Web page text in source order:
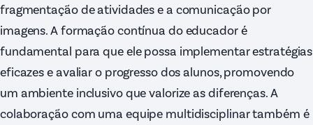
fragmentação de atividades e a comunicação por
imagens. A formação contínua do educador é
fundamental para que ele possa implementar estratégias
eficazes e avaliar o progresso dos alunos, promovendo
um ambiente inclusivo que valorize as diferenças. A
colaboração com uma equipe multidisciplinar também é